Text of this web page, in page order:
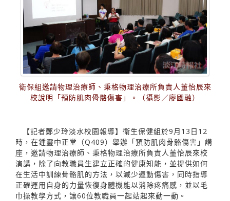
衛保組邀請物理治療師、秉格物理治療所負責人董怡辰來
校說明「預防肌肉骨骼傷害」。（攝影／廖國融）
【記者鄭少玲淡水校園報導】衛生保健組於9月13日12
時，在鍾靈中正堂（Q409）舉辦「預防肌肉骨骼傷害」講
座，邀請物理治療師、秉格物理治療所負責人董怡辰來校
演講，除了向教職員生建立正確的健康知能，並提供如何
在生活中訓練骨骼肌的方法，以減少運動傷害，同時指導
正確運用自身的力量恢復身體機能以消除疼痛感，並以毛
巾操教學方式，讓60位教職員一起站起來動一動。